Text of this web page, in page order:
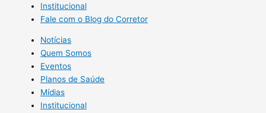
Institucional
Fale com o Blog do Corretor
Notícias
Quem Somos
Eventos
Planos de Saúde
Mídias
Institucional